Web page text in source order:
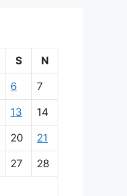
S N
6 7
13 14
20 21
27 28